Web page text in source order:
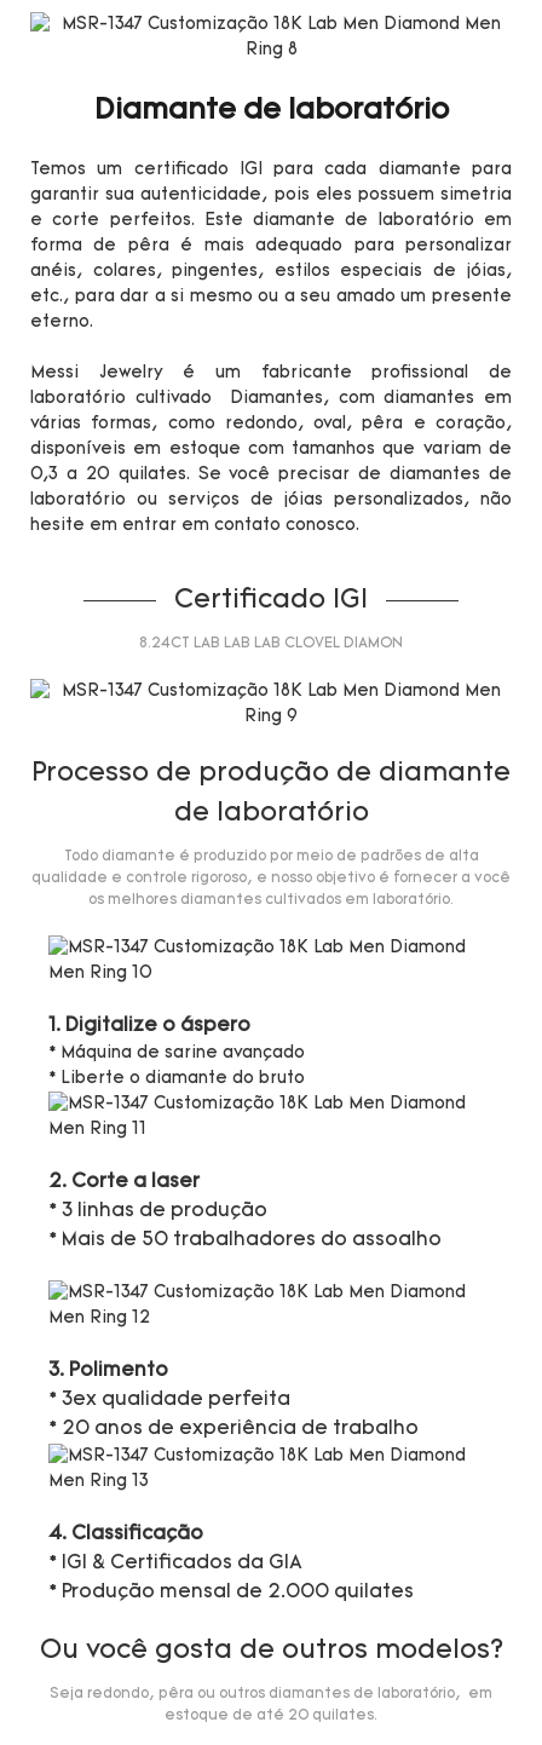
Diamante de laboratório
Temos um certificado IGI para cada diamante para
garantir sua autenticidade, pois eles possuem simetria
e corte perfeitos. Este diamante de laboratório em
forma de pêra é mais adequado para personalizar
anéis, colares, pingentes, estilos especiais de jóias,
etc., para dar a si mesmo ou a seu amado um presente
eterno.
Messi Jewelry é um fabricante profissional de
laboratório cultivado Diamantes, com diamantes em
várias formas, como redondo, oval, pêra e coração,
disponíveis em estoque com tamanhos que variam de
0,3 a 20 quilates. Se você precisar de diamantes de
laboratório ou serviços de jóias personalizados, não
hesite em entrar em contato conosco.
Certificado IGI
8.24CT LAB LAB LAB CLOVEL DIAMON
Processo de produção de diamante
de laboratório
Todo diamante é produzido por meio de padrões de alta
qualidade e controle rigoroso, e nosso objetivo é fornecer a você
os melhores diamantes cultivados em laboratório.
1. Digitalize o áspero
* Máquina de sarine avançado
* Liberte o diamante do bruto
2. Corte a laser
* 3 linhas de produção
* Mais de 50 trabalhadores do assoalho
3. Polimento
* 3ex qualidade perfeita
* 20 anos de experiência de trabalho
4. Classificação
* IGI & Certificados da GIA
* Produção mensal de 2.000 quilates
Ou você gosta de outros modelos?
Seja redondo, pêra ou outros diamantes de laboratório, em
estoque de até 20 quilates.